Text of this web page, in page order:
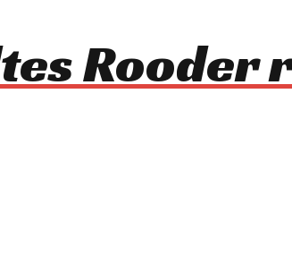
Rooder